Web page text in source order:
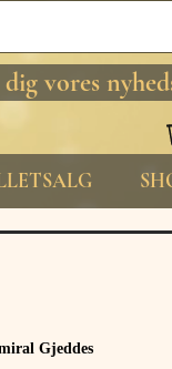
vores
Gjeddes